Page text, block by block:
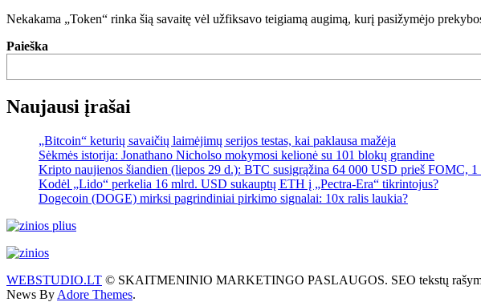
Nekakama „Token“ rinka šią savaitę vėl užfiksavo teigiamą augimą, kurį pasižymėjo
Paieška
Naujausi įrašai
„Bitcoin“ keturių savaičių laimėjimų serijos testas, kai paklausa mažėja
Sėkmės istorija: Jonathano Nicholso mokymosi kelionė su 101 blokų grandine
Kripto naujienos šiandien (liepos 29 d.): BTC susigrąžina 64 000 USD prieš FOMC,
Kodėl „Lido“ perkelia 16 mlrd. USD sukauptų ETH į „Pectra-Era“ tikrintojus?
Dogecoin (DOGE) mirksi pagrindiniai pirkimo signalai: 10x ralis laukia?
WEBSTUDIO.LT © SKAITMENINIO MARKETINGO PASLAUGOS. SEO tekstų
News By Adore Themes.